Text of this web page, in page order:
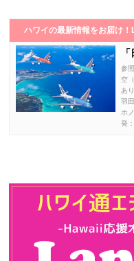
ハワイの最新情報をお届け
参
空
あ
羽
ホ
発